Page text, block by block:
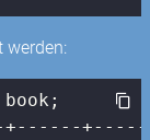
werden: